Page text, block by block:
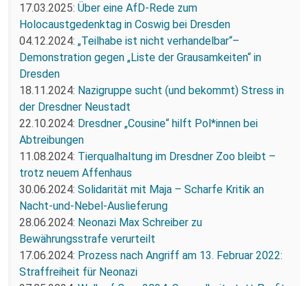
17.03.2025: Über eine AfD-Rede zum
Holocaustgedenktag in Coswig bei Dresden
04.12.2024: „Teilhabe ist nicht verhandelbar“–
Demonstration gegen „Liste der Grausamkeiten“ in
Dresden
18.11.2024: Nazigruppe sucht (und bekommt) Stress in
der Dresdner Neustadt
22.10.2024: Dresdner „Cousine“ hilft Pol*innen bei
Abtreibungen
11.08.2024: Tierqualhaltung im Dresdner Zoo bleibt –
trotz neuem Affenhaus
30.06.2024: Solidarität mit Maja – Scharfe Kritik an
Nacht-und-Nebel-Auslieferung
28.06.2024: Neonazi Max Schreiber zu
Bewährungsstrafe verurteilt
17.06.2024: Prozess nach Angriff am 13. Februar 2022:
Straffreiheit für Neonazi